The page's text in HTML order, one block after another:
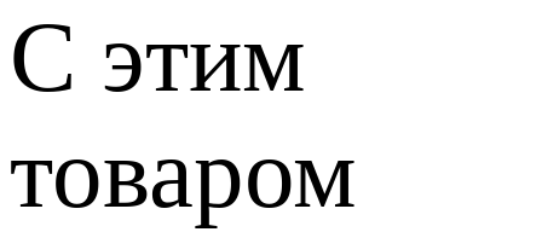
С этим
товаром